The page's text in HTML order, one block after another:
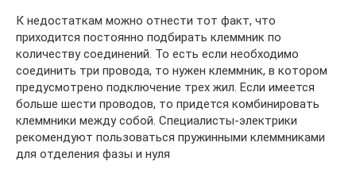
К недостаткам можно отнести тот факт, что
приходится постоянно подбирать клеммник по
количеству соединений. То есть если необходимо
соединить три провода, то нужен клеммник, в котором
предусмотрено подключение трех жил. Если имеется
больше шести проводов, то придется комбинировать
клеммники между собой. Специалисты-электрики
рекомендуют пользоваться пружинными клеммниками
для отделения фазы и нуля